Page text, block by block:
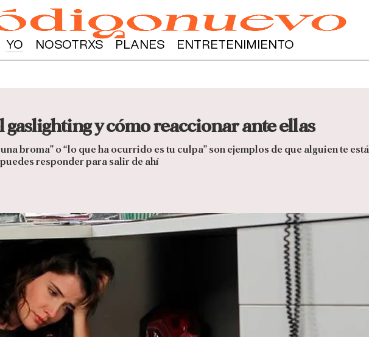
YO NOSOTRXS PLANES ENTRETENIMIENTO
gaslighting y cómo reaccionar ante ellas
broma” o “lo que ha ocurrido es tu culpa” son ejemplos de que alguien te
responder para salir de ahí